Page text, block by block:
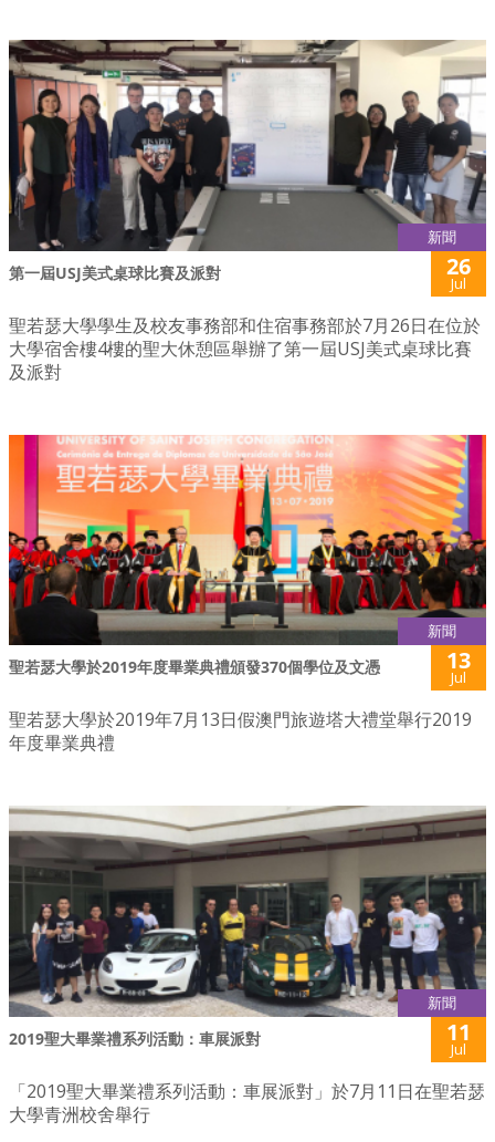
新聞
第一屆USJ美式桌球比賽及派對 26
Jul
聖若瑟大學學生及校友事務部和住宿事務部於7月26日在位於
大學宿舍樓4樓的聖大休憩區舉辦了第一屆USJ美式桌球比賽
及派對
新聞
聖若瑟大學於2019年度畢業典禮頒發370個學位及文憑 13
Jul
聖若瑟大學於2019年7月13日假澳門旅遊塔大禮堂舉行2019
年度畢業典禮
新聞
2019聖大畢業禮系列活動：車展派對 11
Jul
「2019聖大畢業禮系列活動：車展派對」於7月11日在聖若瑟
大學青洲校舍舉行